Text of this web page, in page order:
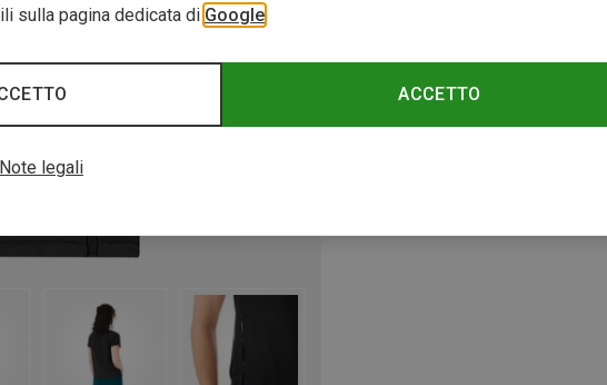
sulla pagina dedicata di Google
ACCETTO
Note legali